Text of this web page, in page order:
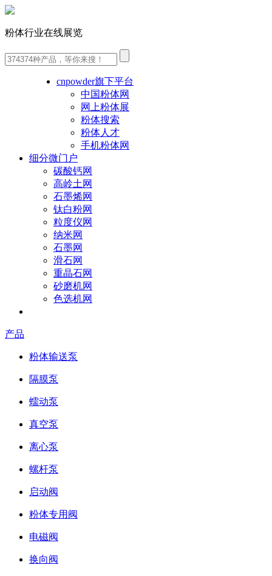
粉体行业在线展览
cnpowder旗下平台
中国粉体网
网上粉体展
粉体搜索
粉体人才
手机粉体网
细分微门户
碳酸钙网
高岭土网
石墨烯网
钛白粉网
粒度仪网
纳米网
石墨网
滑石网
重晶石网
砂磨机网
色选机网
产品
粉体输送泵
隔膜泵
蠕动泵
真空泵
离心泵
螺杆泵
启动阀
粉体专用阀
电磁阀
换向阀